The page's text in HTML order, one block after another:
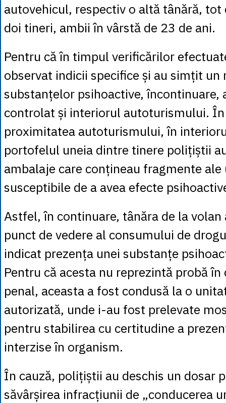
autovehicul, respectiv o altă tânără, tot
doi tineri, ambii în vârstă de 23 de ani.
Pentru că în timpul verificărilor
observat indicii specifice și au simțit un
substanțelor psihoactive, încontinuare,
controlat și interiorul autoturismului.
proximitatea autoturismului, în
portofelul uneia dintre tinere polițiștii
ambalaje care conțineau fragmente
susceptibile de a avea efecte
Astfel, în continuare, tânăra de la
punct de vedere al consumului de
indicat prezența unei substanțe
Pentru că acesta nu reprezintă probă
penal, aceasta a fost condusă la o
autorizată, unde i-au fost prelevate
pentru stabilirea cu certitudine a
interzise în organism.
În cauză, polițiștii au deschis un dosar
săvârșirea infracțiunii de „conducerea